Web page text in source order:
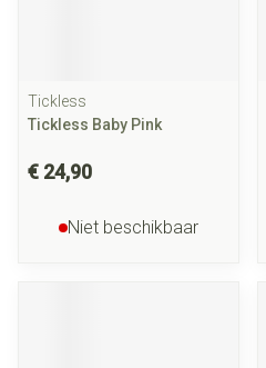
Tickless
Tickless Baby Pink
€ 24,90
Niet beschikbaar